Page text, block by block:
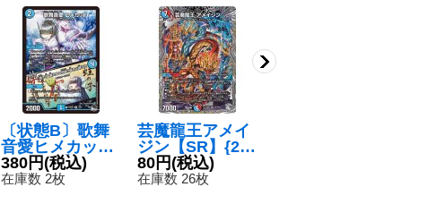
〔状態B〕歌舞
音愛ヒメカット/
♪蛙の子遭える
の何処？好きと
380円(税込)
在庫数 2枚
芸魔龍王アメイ
ジン【SR】{24
RP3TR7/TR9}
《多》
80円(税込)
在庫数 26枚